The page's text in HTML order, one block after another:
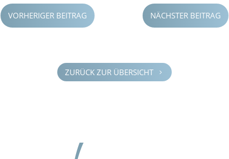
VORHERIGER BEITRAG NÄCHSTER BEITRAG
ZURÜCK ZUR ÜBERSICHT 5